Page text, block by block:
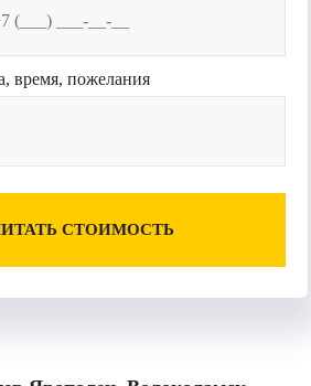
время, пожелания
СТОИМОСТЬ